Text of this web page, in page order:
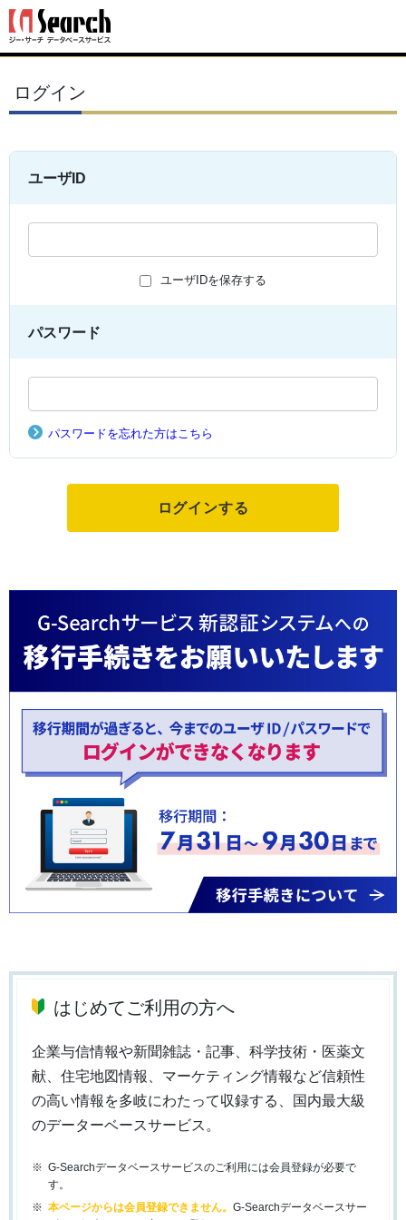
ログイン
ユーザID
ユーザIDを保存する
パスワード
パスワードを忘れた方はこちら
はじめてご利用の方へ
企業与信情報や新聞雑誌・記事、科学技術・医薬文
献、住宅地図情報、マーケティング情報など信頼性
の高い情報を多岐にわたって収録する、国内最大級
のデーターベースサービス。
G-Searchデータベースサービスのご利用には会員登録が必要で
す。
本ページからは会員登録できません。 G-Searchデータベースサー